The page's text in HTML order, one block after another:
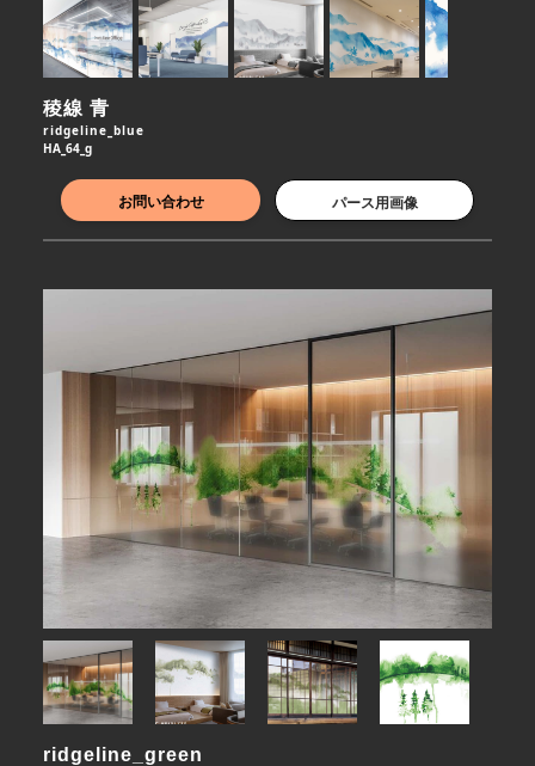
稜線 青
ridgeline_blue
HA_64_g
お問い合わせ パース用画像
ridgeline_green